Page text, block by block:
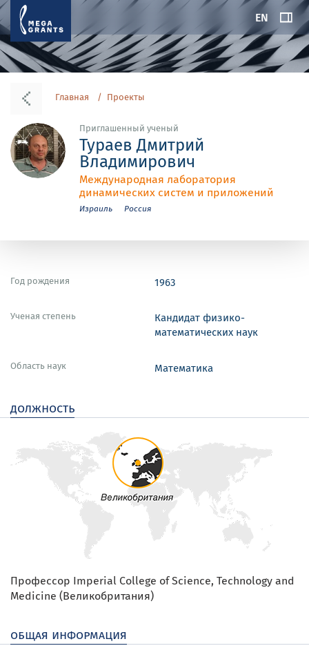
EN
Главная Проекты
Приглашенный ученый
Тураев Дмитрий
Владимирович
Международная лаборатория
динамических систем и приложений
Израиль Россия
Год рождения 1963
Ученая степень
Кандидат физико-
математических наук
Область наук Математика
должность
Профессор Imperial College of Science, Technology and
Medicine (Великобритания)
общая информация